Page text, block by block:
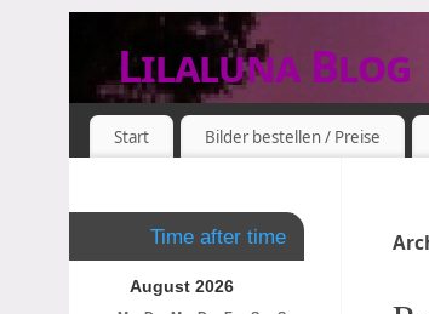
Lilaluna Blog
DAS JETZT IST SCHON
Start Bilder bestellen / Preise
Time after time
August 2026